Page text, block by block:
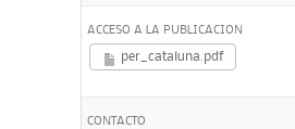
ACCESO A LA PUBLICACION
per_cataluna.pdf
CONTACTO